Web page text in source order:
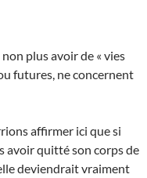
plus avoir de « vies
futures, ne concernent
affirmer ici que si
avoir quitté son corps de
deviendrait vraiment